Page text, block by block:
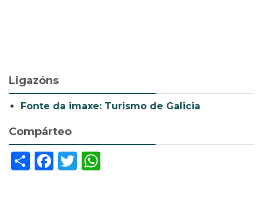
Ligazóns
Fonte da imaxe: Turismo de Galicia
Compárteo